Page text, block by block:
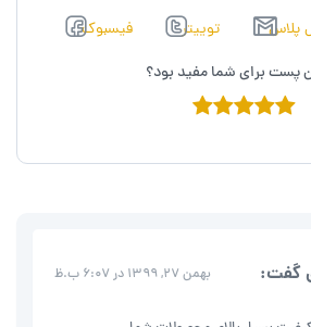
پلاس توييتر
فیسبوک
پست برای شما مفید بود؟
گفت: بهمن 27, 1399 در 6:07 ب.ظ